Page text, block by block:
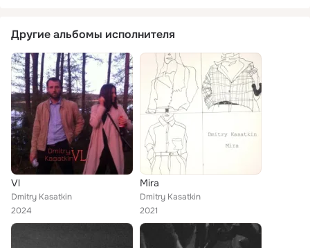
Другие альбомы исполнителя
Vl
Dmitry Kasatkin
2024
Mira
Dmitry Kasatkin
2021